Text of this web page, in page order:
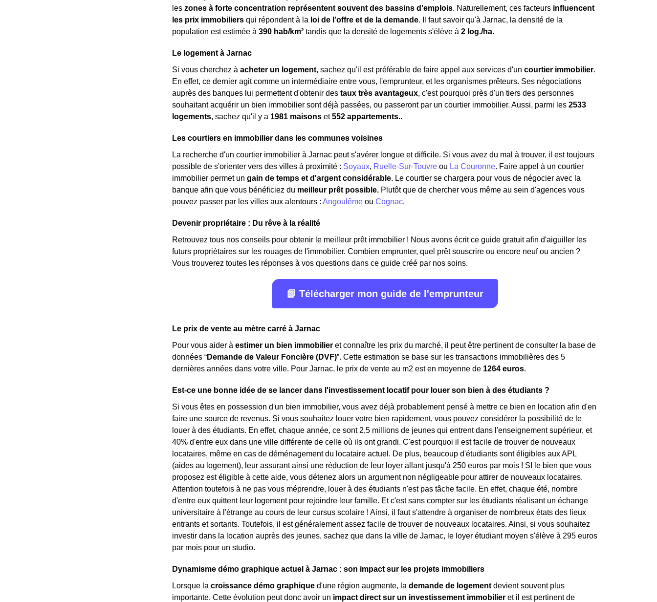
les zones à forte concentration représentent souvent des bassins d'emplois. Naturellement, ces facteurs influencent
les prix immobiliers qui répondent à la loi de l'offre et de la demande. Il faut savoir qu'à Jarnac, la densité de la
population est estimée à 390 hab/km² tandis que la densité de logements s'élève à 2 log./ha.
Le logement à Jarnac
Si vous cherchez à acheter un logement, sachez qu'il est préférable de faire appel aux services d'un courtier immobilier.
En effet, ce dernier agit comme un intermédiaire entre vous, l'emprunteur, et les organismes prêteurs. Ses négociations
auprès des banques lui permettent d'obtenir des taux très avantageux, c'est pourquoi près d'un tiers des personnes
souhaitant acquérir un bien immobilier sont déjà passées, ou passeront par un courtier immobilier. Aussi, parmi les 2533
logements, sachez qu'il y a 1981 maisons et552 appartements..
Les courtiers en immobilier dans les communes voisines
La recherche d'un courtier immobilier à Jarnac peut s'avérer longue et difficile. Si vous avez du mal à trouver, il est toujours
possible de s'orienter vers des villes à proximité : Soyaux, Ruelle-Sur-Touvre ou La Couronne. Faire appel à un courtier
immobilier permet un gain de temps et d'argent considérable. Le courtier se chargera pour vous de négocier avec la
banque afin que vous bénéficiez du meilleur prêt possible. Plutôt que de chercher vous même au sein d'agences vous
pouvez passer par les villes aux alentours : Angoulême ou Cognac.
Devenir propriétaire : Du rêve à la réalité
Retrouvez tous nos conseils pour obtenir le meilleur prêt immobilier ! Nous avons écrit ce guide gratuit afin d'aiguiller les
futurs propriétaires sur les rouages de l'immobilier. Combien emprunter, quel prêt souscrire ou encore neuf ou ancien ?
Vous trouverez toutes les réponses à vos questions dans ce guide créé par nos soins.
📗 Télécharger mon guide de l'emprunteur
Le prix de vente au mètre carré à Jarnac
Pour vous aider à estimer un bien immobilier et connaître les prix du marché, il peut être pertinent de consulter la base de
données “Demande de Valeur Foncière (DVF)”. Cette estimation se base sur les transactions immobilières des 5
dernières années dans votre ville. Pour Jarnac, le prix de vente au m2 est en moyenne de 1264 euros.
Est-ce une bonne idée de se lancer dans l'investissement locatif pour louer son bien à des étudiants ?
Si vous êtes en possession d'un bien immobilier, vous avez déjà probablement pensé à mettre ce bien en location afin d'en
faire une source de revenus. Si vous souhaitez louer votre bien rapidement, vous pouvez considérer la possibilité de le
louer à des étudiants. En effet, chaque année, ce sont 2,5 millions de jeunes qui entrent dans l'enseignement supérieur, et
40% d'entre eux dans une ville différente de celle où ils ont grandi. C'est pourquoi il est facile de trouver de nouveaux
locataires, même en cas de déménagement du locataire actuel. De plus, beaucoup d'étudiants sont éligibles aux APL
(aides au logement), leur assurant ainsi une réduction de leur loyer allant jusqu'à 250 euros par mois ! SI le bien que vous
proposez est éligible à cette aide, vous détenez alors un argument non négligeable pour attirer de nouveaux locataires.
Attention toutefois à ne pas vous méprendre, louer à des étudiants n'est pas tâche facile. En effet, chaque été, nombre
d'entre eux quittent leur logement pour rejoindre leur famille. Et c'est sans compter sur les étudiants réalisant un échange
universitaire à l'étrange au cours de leur cursus scolaire ! Ainsi, il faut s'attendre à organiser de nombreux états des lieux
entrants et sortants. Toutefois, il est généralement assez facile de trouver de nouveaux locataires. Ainsi, si vous souhaitez
investir dans la location auprès des jeunes, sachez que dans la ville de Jarnac, le loyer étudiant moyen s'élève à 295 euros
par mois pour un studio.
Dynamisme démo graphique actuel à Jarnac : son impact sur les projets immobiliers
Lorsque la croissance démo graphique d'une région augmente, la demande de logement devient souvent plus
importante. Cette évolution peut donc avoir un impact direct sur un investissement immobilier et il est pertinent de